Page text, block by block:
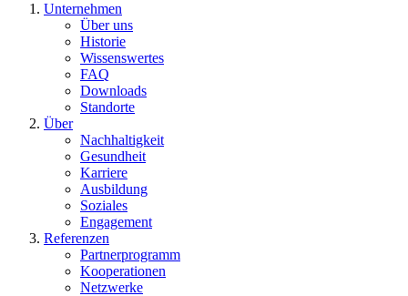
Unternehmen
Über uns
Historie
Wissenswertes
FAQ
Downloads
Standorte
Über
Nachhaltigkeit
Gesundheit
Karriere
Ausbildung
Soziales
Engagement
Referenzen
Partnerprogramm
Kooperationen
Netzwerke